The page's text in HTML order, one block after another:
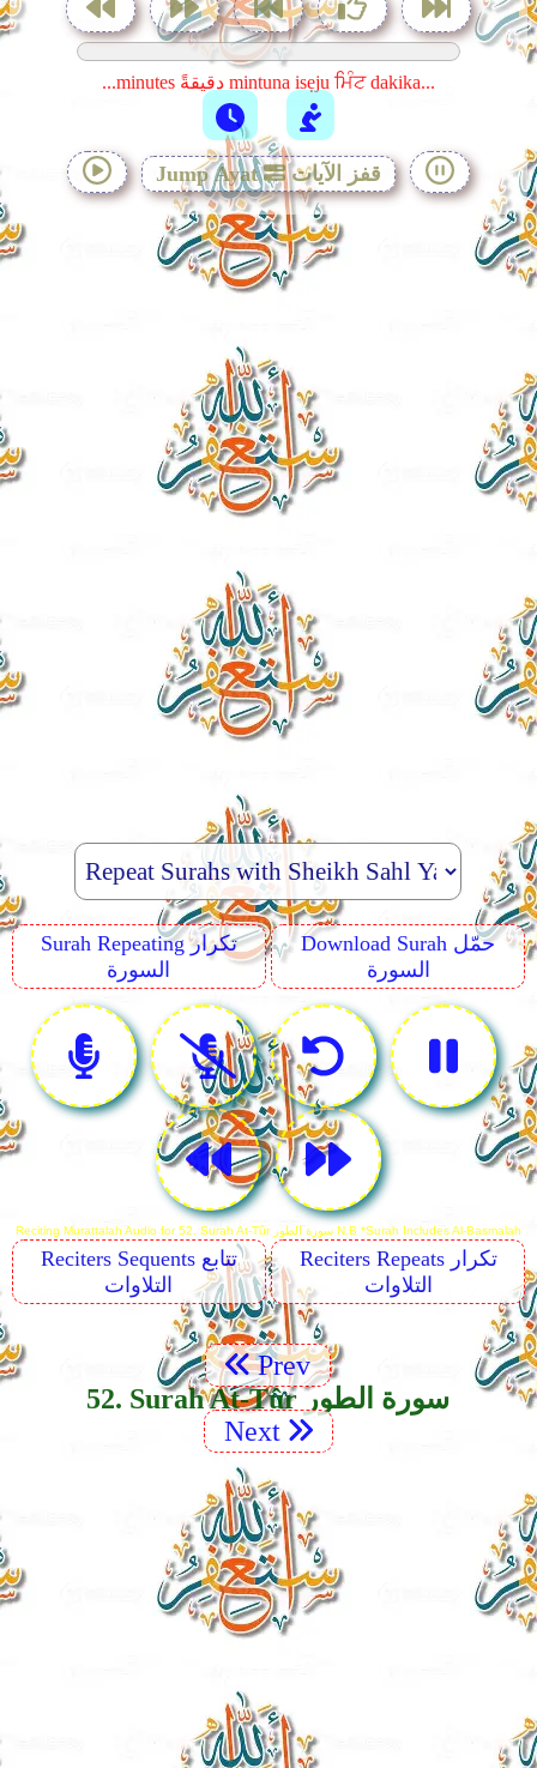
...minutes دقيقةً mintuna isẹju ਮਿੰਟ dakika...
Jump Ayat قفز الآيات
Surah Repeating تكرار
السورة
Download Surah حمّل
السورة
Reciting Murattalah Audio for 52. Surah At-Tûr سورة الطور N.B *Surah Includes Al-Basmalah
Reciters Sequents تتابع
التلاوات
Reciters Repeats تكرار
التلاوات
Prev
52. Surah At-Tûr سورة الطور
Next